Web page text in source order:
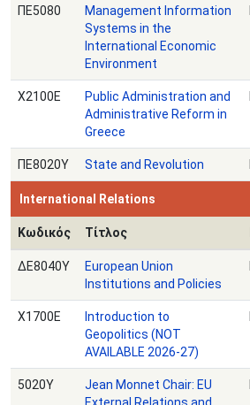
ΠΕ5080
Management Information
Systems in the
International Economic
Environment
Χ2100Ε
Public Administration and
Administrative Reform in
Greece
ΠΕ8020Υ State and Revolution
International Relations
Κωδικός Τίτλος
ΔΕ8040Υ
European Union
Institutions and Policies
Χ1700Ε
Introduction to
Geopolitics (NOT
AVAILABLE 2026-27)
5020Υ
Jean Monnet Chair: EU